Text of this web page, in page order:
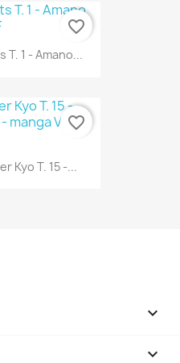
T. 1 - Amano...
favorite_border
Kyo T. 15 -...
favorite_border

